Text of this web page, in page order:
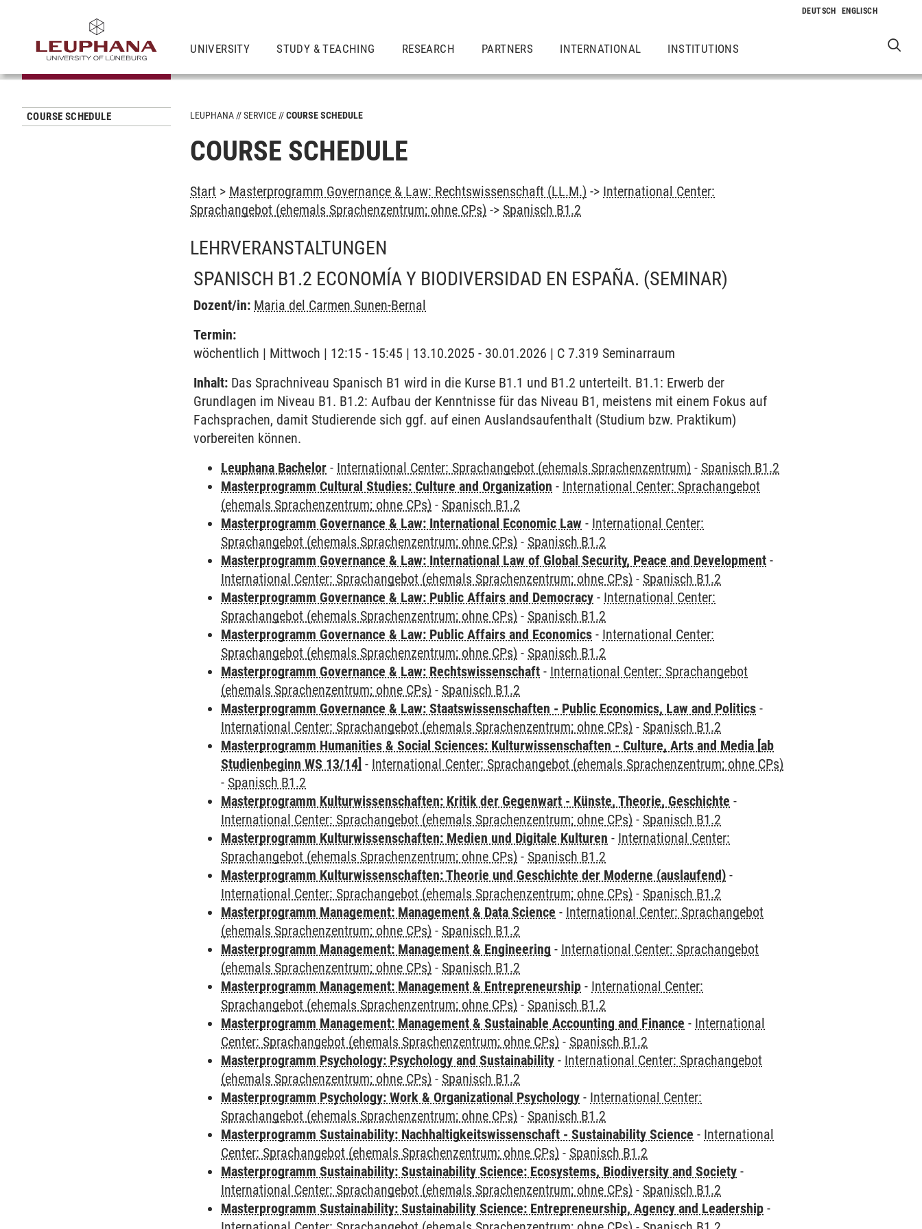
UNIVERSITY STUDY & TEACHING RESEARCH PARTNERS INTERNATIONAL INSTITUTIONS
COURSE SCHEDULE LEUPHANA SERVICE COURSE SCHEDULE
COURSE SCHEDULE
Start > Masterprogramm Governance & Law: Rechtswissenschaft (LL.M.) -> International Center:
Sprachangebot (ehemals Sprachenzentrum; ohne CPs) -> Spanisch B1.2
LEHRVERANSTALTUNGEN
SPANISCH B1.2 ECONOMÍA Y BIODIVERSIDAD EN ESPAÑA. (SEMINAR)
Dozent/in: Maria del Carmen Sunen-Bernal
Termin:
wöchentlich | Mittwoch | 12:15 - 15:45 | 13.10.2025 - 30.01.2026 | C 7.319 Seminarraum
Inhalt: Das Sprachniveau Spanisch B1 wird in die Kurse B1.1 und B1.2 unterteilt. B1.1: Erwerb der
Grundlagen im Niveau B1. B1.2: Aufbau der Kenntnisse für das Niveau B1, meistens mit einem Fokus auf
Fachsprachen, damit Studierende sich ggf. auf einen Auslandsaufenthalt (Studium bzw. Praktikum)
vorbereiten können.
Leuphana Bachelor - International Center: Sprachangebot (ehemals Sprachenzentrum) - Spanisch B1.2
Masterprogramm Cultural Studies: Culture and Organization - International Center: Sprachangebot
(ehemals Sprachenzentrum; ohne CPs) - Spanisch B1.2
Masterprogramm Governance & Law: International Economic Law - International Center:
Sprachangebot (ehemals Sprachenzentrum; ohne CPs) - Spanisch B1.2
Masterprogramm Governance & Law: International Law of Global Security, Peace and Development -
International Center: Sprachangebot (ehemals Sprachenzentrum; ohne CPs) - Spanisch B1.2
Masterprogramm Governance & Law: Public Affairs and Democracy - International Center:
Sprachangebot (ehemals Sprachenzentrum; ohne CPs) - Spanisch B1.2
Masterprogramm Governance & Law: Public Affairs and Economics - International Center:
Sprachangebot (ehemals Sprachenzentrum; ohne CPs) - Spanisch B1.2
Masterprogramm Governance & Law: Rechtswissenschaft - International Center: Sprachangebot
(ehemals Sprachenzentrum; ohne CPs) - Spanisch B1.2
Masterprogramm Governance & Law: Staatswissenschaften - Public Economics, Law and Politics -
International Center: Sprachangebot (ehemals Sprachenzentrum; ohne CPs) - Spanisch B1.2
Masterprogramm Humanities & Social Sciences: Kulturwissenschaften - Culture, Arts and Media [ab
Studienbeginn WS 13/14] - International Center: Sprachangebot (ehemals Sprachenzentrum; ohne CPs)
- Spanisch B1.2
Masterprogramm Kulturwissenschaften: Kritik der Gegenwart - Künste, Theorie, Geschichte -
International Center: Sprachangebot (ehemals Sprachenzentrum; ohne CPs) - Spanisch B1.2
Masterprogramm Kulturwissenschaften: Medien und Digitale Kulturen - International Center:
Sprachangebot (ehemals Sprachenzentrum; ohne CPs) - Spanisch B1.2
Masterprogramm Kulturwissenschaften: Theorie und Geschichte der Moderne (auslaufend) -
International Center: Sprachangebot (ehemals Sprachenzentrum; ohne CPs) - Spanisch B1.2
Masterprogramm Management: Management & Data Science - International Center: Sprachangebot
(ehemals Sprachenzentrum; ohne CPs) - Spanisch B1.2
Masterprogramm Management: Management & Engineering - International Center: Sprachangebot
(ehemals Sprachenzentrum; ohne CPs) - Spanisch B1.2
Masterprogramm Management: Management & Entrepreneurship - International Center:
Sprachangebot (ehemals Sprachenzentrum; ohne CPs) - Spanisch B1.2
Masterprogramm Management: Management & Sustainable Accounting and Finance - International
Center: Sprachangebot (ehemals Sprachenzentrum; ohne CPs) - Spanisch B1.2
Masterprogramm Psychology: Psychology and Sustainability - International Center: Sprachangebot
(ehemals Sprachenzentrum; ohne CPs) - Spanisch B1.2
Masterprogramm Psychology: Work & Organizational Psychology - International Center:
Sprachangebot (ehemals Sprachenzentrum; ohne CPs) - Spanisch B1.2
Masterprogramm Sustainability: Nachhaltigkeitswissenschaft - Sustainability Science - International
Center: Sprachangebot (ehemals Sprachenzentrum; ohne CPs) - Spanisch B1.2
Masterprogramm Sustainability: Sustainability Science: Ecosystems, Biodiversity and Society -
International Center: Sprachangebot (ehemals Sprachenzentrum; ohne CPs) - Spanisch B1.2
Masterprogramm Sustainability: Sustainability Science: Entrepreneurship, Agency and Leadership -